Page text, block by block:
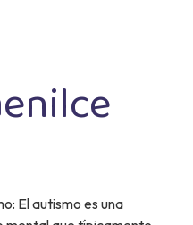
El autismo es una